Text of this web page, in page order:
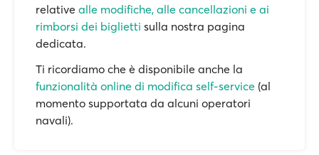
relative alle modifiche, alle cancellazioni e ai
rimborsi dei biglietti sulla nostra pagina
dedicata.
Ti ricordiamo che è disponibile anche la
funzionalità online di modifica self-service (al
momento supportata da alcuni operatori
navali).